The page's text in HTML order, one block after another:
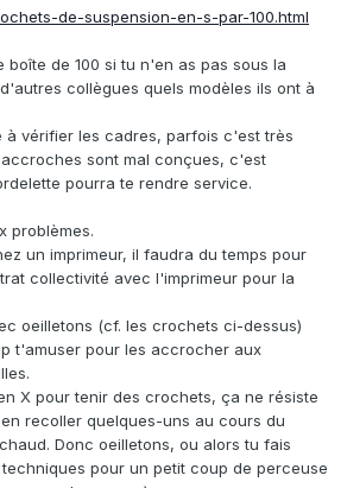
de-suspension-en-s-par-100.html
de 100 si tu n'en as pas sous la
collègues quels modèles ils ont à
à vérifier les cadres, parfois c'est très
sont mal conçues, c'est
pourra te rendre service.
problèmes.
un imprimeur, il faudra du temps pour
collectivité avec l'imprimeur pour la
oeilletons (cf. les crochets ci-dessus)
t'amuser pour les accrocher aux
X pour tenir des crochets, ça ne résiste
recoller quelques-uns au cours du
Donc oeilletons, ou alors tu fais
pour un petit coup de perceuse